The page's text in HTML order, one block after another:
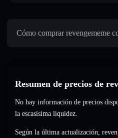
Cómo comprar revengememe
Resumen de precios de
No hay información de precios
la escasísima liquidez.
Según la última actualización,